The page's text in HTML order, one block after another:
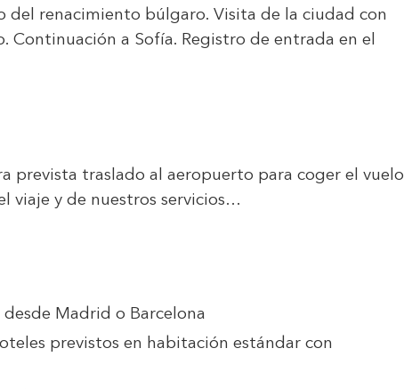
renacimiento búlgaro. Visita de la ciudad con
Continuación a Sofía. Registro de entrada en el
prevista traslado al aeropuerto para coger el vuelo
viaje y de nuestros servicios…
Madrid o Barcelona
previstos en habitación estándar con